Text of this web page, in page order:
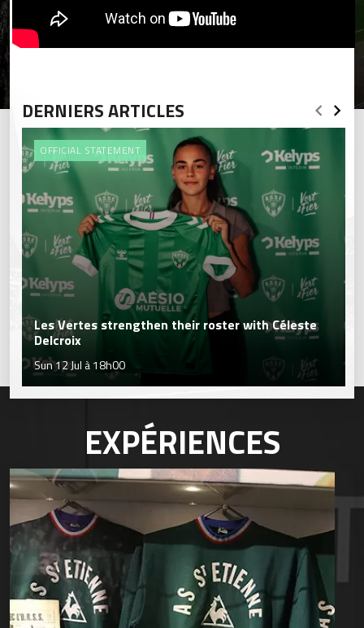
DERNIERS ARTICLES
OFFICIAL STATEMENT
Les Vertes strengthen their roster with Céleste
Delcroix
Sun 12 Jul à 18h00
EXPÉRIENCES